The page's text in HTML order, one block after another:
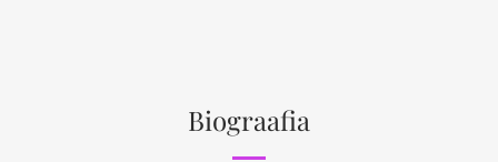
Biograafia